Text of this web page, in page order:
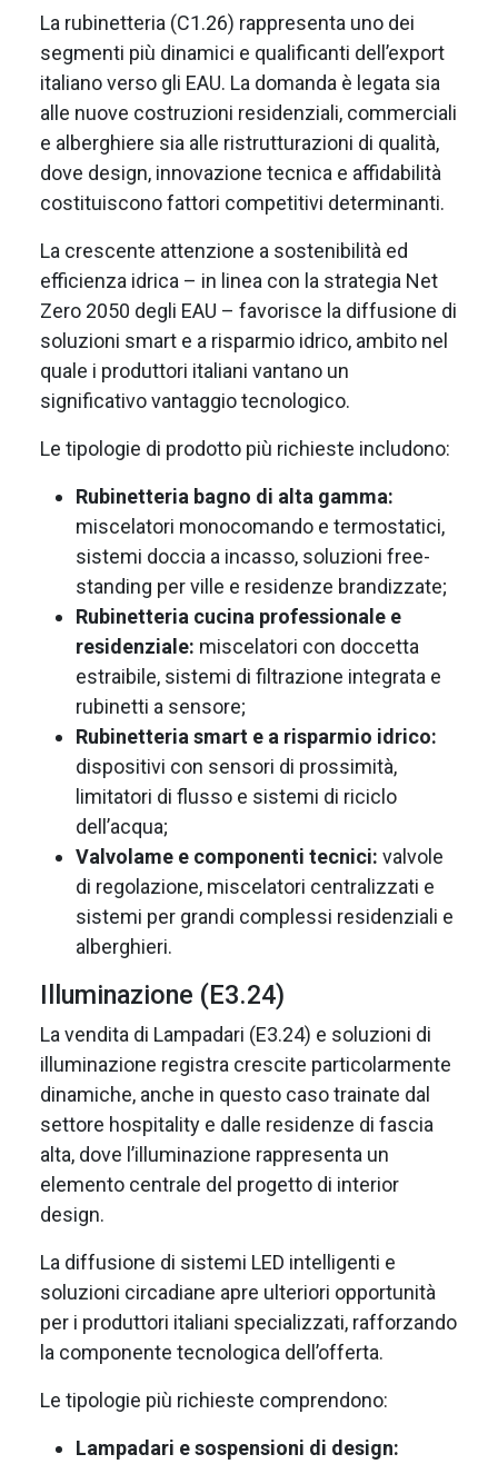
La rubinetteria (C1.26) rappresenta uno dei
segmenti più dinamici e qualificanti dell’export
italiano verso gli EAU. La domanda è legata sia
alle nuove costruzioni residenziali, commerciali
e alberghiere sia alle ristrutturazioni di qualità,
dove design, innovazione tecnica e affidabilità
costituiscono fattori competitivi determinanti.
La crescente attenzione a sostenibilità ed
efficienza idrica – in linea con la strategia Net
Zero 2050 degli EAU – favorisce la diffusione di
soluzioni smart e a risparmio idrico, ambito nel
quale i produttori italiani vantano un
significativo vantaggio tecnologico.
Le tipologie di prodotto più richieste includono:
Rubinetteria bagno di alta gamma:
miscelatori monocomando e termostatici,
sistemi doccia a incasso, soluzioni free-
standing per ville e residenze brandizzate;
Rubinetteria cucina professionale e
residenziale: miscelatori con doccetta
estraibile, sistemi di filtrazione integrata e
rubinetti a sensore;
Rubinetteria smart e a risparmio idrico:
dispositivi con sensori di prossimità,
limitatori di flusso e sistemi di riciclo
dell’acqua;
Valvolame e componenti tecnici: valvole
di regolazione, miscelatori centralizzati e
sistemi per grandi complessi residenziali e
alberghieri.
Illuminazione (E3.24)
La vendita di Lampadari (E3.24) e soluzioni di
illuminazione registra crescite particolarmente
dinamiche, anche in questo caso trainate dal
settore hospitality e dalle residenze di fascia
alta, dove l’illuminazione rappresenta un
elemento centrale del progetto di interior
design.
La diffusione di sistemi LED intelligenti e
soluzioni circadiane apre ulteriori opportunità
per i produttori italiani specializzati, rafforzando
la componente tecnologica dell’offerta.
Le tipologie più richieste comprendono:
Lampadari e sospensioni di design: